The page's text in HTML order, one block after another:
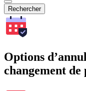
Rechercher
Options
changement